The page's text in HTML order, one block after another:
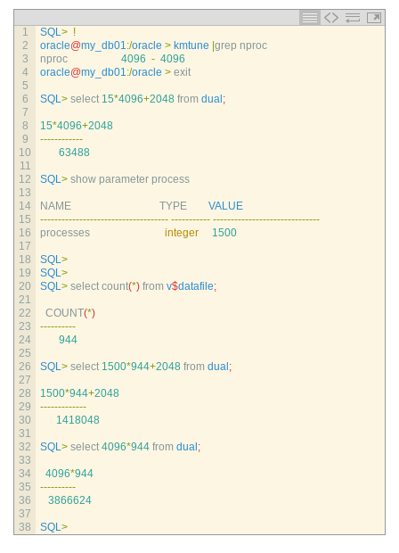
1
2
3
4
5
6
7
8
9
10
11
12
13
14
15
16
17
18
19
20
21
22
23
24
25
26
27
28
29
30
31
32
33
34
35
36
37
38
SQL> !
oracle@my_db01:/oracle > kmtune grep nproc
nproc
4096 - 4096
oracle@my_db01:/oracle > exit
SQL> select 15*4096+2048 from dual ;
15*4096+2048
------------
63488
SQL> show parameter process
NAME TYPE VALUE
------------------------------------ ----------- ------------------------------
processes integer 1500
SQL>
SQL>
SQL> select count(*) from v$datafile;
COUNT(*)
----------
944
SQL> select 1500*944+2048 from dual ;
1500*944+2048
-------------
1418048
SQL> select 4096*944 from dual ;
4096*944
----------
3866624
SQL>